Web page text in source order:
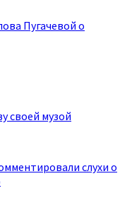
Пугачевой о
своей музой